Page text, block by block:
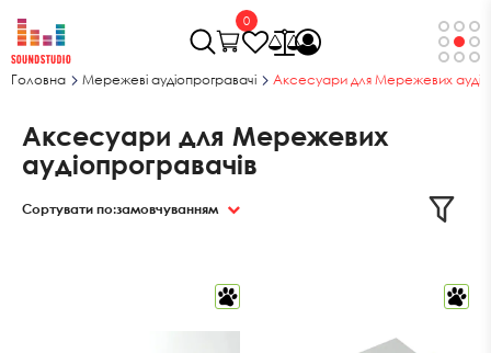
0
Головна Мережеві аудіопрогравачі Аксесуари для Мережевих
Аксесуари для Мережевих
аудіопрогравачів
Сортувати по:замовчуванням